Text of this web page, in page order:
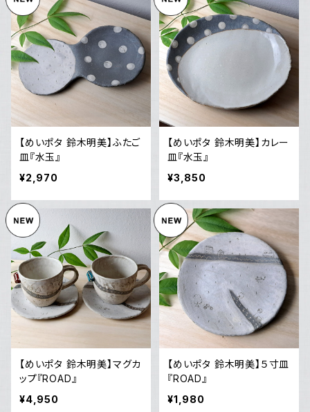
【めいポタ 鈴木明美】ふたご
皿『水玉』
¥2,970
【めいポタ 鈴木明美】カレー
皿『水玉』
¥3,850
【めいポタ 鈴木明美】マグカ
ップ『ROAD』
¥4,950
【めいポタ 鈴木明美】５寸皿
『ROAD』
¥1,980